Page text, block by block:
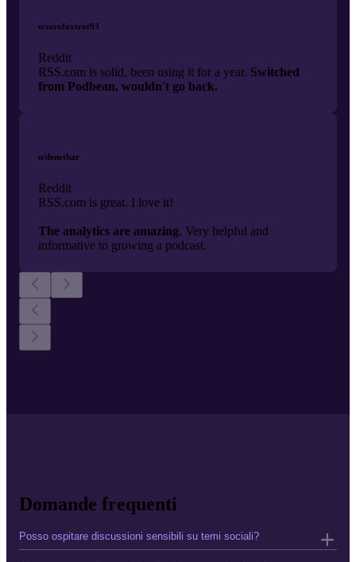
u/zerofoxtrot93
Reddit
RSS.com is solid, been using it for a year. Switched
from Podbean, wouldn't go back.
u/denethar
Reddit
RSS.com is great. I love it!
The analytics are amazing. Very helpful and
informative to growing a podcast.
Domande frequenti
Posso ospitare discussioni sensibili su temi sociali?